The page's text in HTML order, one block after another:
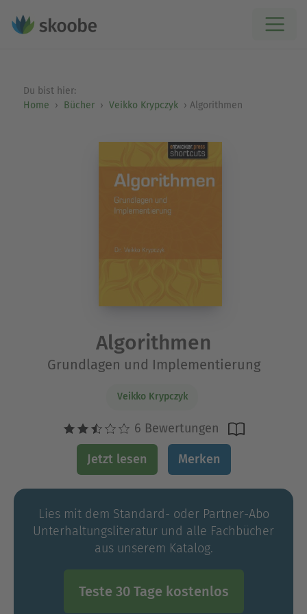
Du bist hier:
Home
Bücher Veikko Krypczyk Algorithmen
Algorithmen
Grundlagen und Implementierung
Veikko Krypczyk
6 Bewertungen
Jetzt lesen Merken
Lies mit dem Standard- oder Partner-Abo
Unterhaltungs­literatur und alle Fachbücher
aus unserem Katalog.
Teste 30 Tage kostenlos